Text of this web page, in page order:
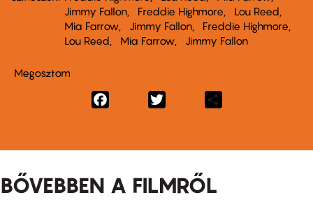
Jimmy Fallon
Freddie Highmore
Lou Reed
Mia Farrow
Jimmy Fallon
Freddie Highmore
Lou Reed
Mia Farrow Jimmy Fallon
Megosztom
Facebook
BŐVEBBEN A FILMRŐL